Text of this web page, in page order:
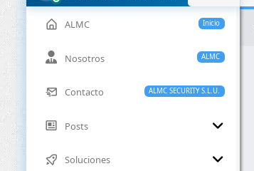
Inicio
ALMC
ALMC
Nosotros
ALMC SECURITY S.L.U.
Contacto
Posts
Soluciones